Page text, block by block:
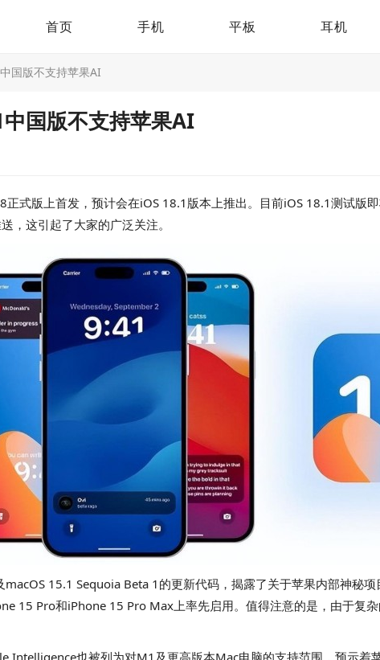
首页 手机 平板 耳机
国版不支持苹果AI
国版不支持苹果AI
式版上首发，预计会在iOS 18.1版本上推出。目前iOS 18.1测试版
，这引起了大家的广泛关注。
15.1 Sequoia Beta 1的更新代码，揭露了关于苹果内部神秘
15 Pro和iPhone 15 Pro Max上率先启用。值得注意的是，由于复
Intelligence也被列为对M1及更高版本Mac电脑的支持范围，预示着